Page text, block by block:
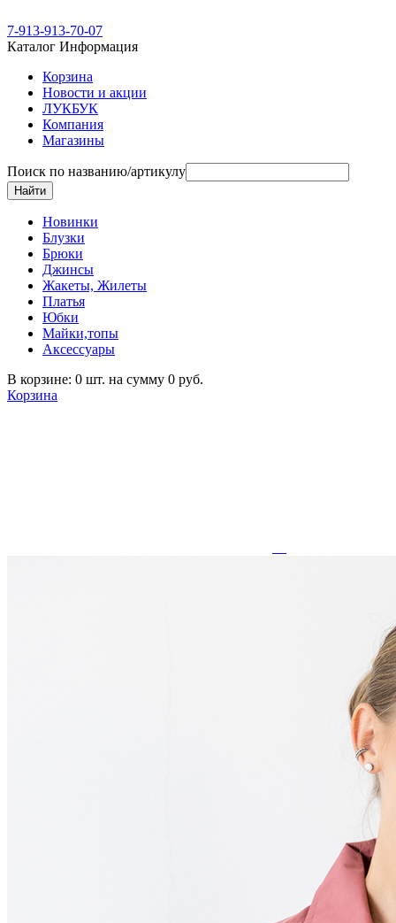
7-913-913-70-07
Каталог Информация
Корзина
Новости и акции
ЛУКБУК
Компания
Магазины
Поиск по названию/артикулу
Новинки
Блузки
Брюки
Джинсы
Жакеты, Жилеты
Платья
Юбки
Майки,топы
Аксессуары
В корзине: 0 шт. на сумму 0 руб.
Корзина